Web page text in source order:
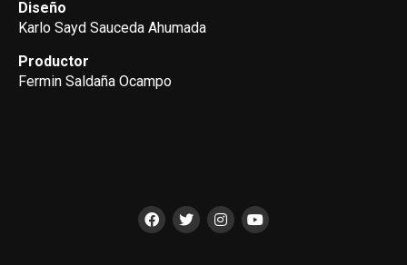
Diseño
Karlo Sayd Sauceda Ahumada
Productor
Fermin Saldaña Ocampo